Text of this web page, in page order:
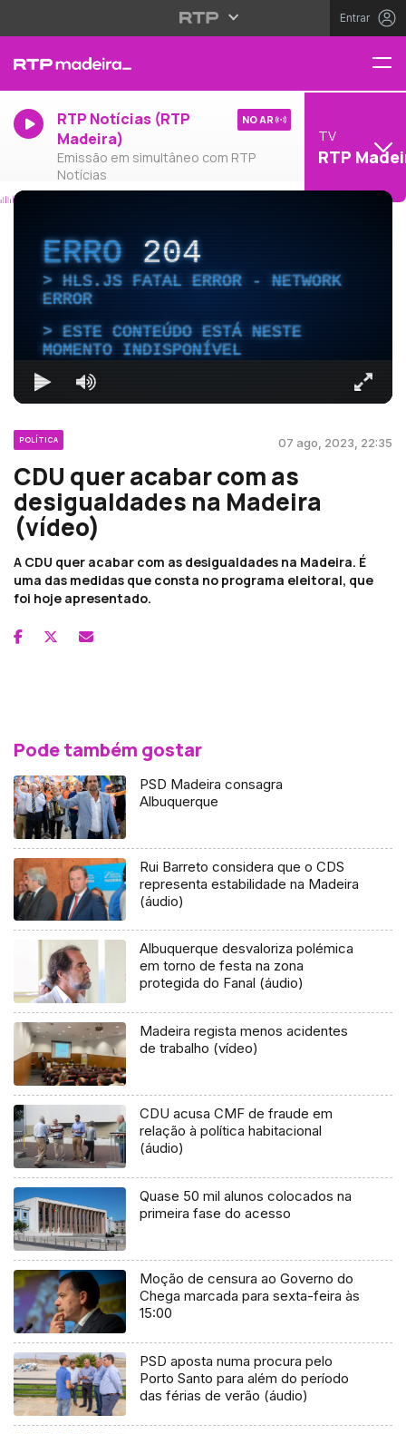
Entrar
RTP Notícias (RTP
Madeira)
Emissão em simultâneo com RTP
Notícias
NO AR
TV
RTP
ERRO204
HLS.JS FATAL ERROR - NETWORK
ERROR
ESTE CONTEÚDO ESTÁ NESTE
MOMENTO INDISPONÍVEL
POLÍTICA 07 ago, 2023, 22:35
CDU quer acabar com as
desigualdades na Madeira
(vídeo)
A CDU quer acabar com as desigualdades na Madeira. É
uma das medidas que consta no programa eleitoral, que
foi hoje apresentado.
Pode também gostar
PSD Madeira consagra
Albuquerque
Rui Barreto considera que o CDS
representa estabilidade na Madeira
(áudio)
Albuquerque desvaloriza polémica
em torno de festa na zona
protegida do Fanal (áudio)
Madeira regista menos acidentes
de trabalho (vídeo)
CDU acusa CMF de fraude em
relação à política habitacional
(áudio)
Quase 50 mil alunos colocados na
primeira fase do acesso
Moção de censura ao Governo do
Chega marcada para sexta-feira às
15:00
PSD aposta numa procura pelo
Porto Santo para além do período
das férias de verão (áudio)